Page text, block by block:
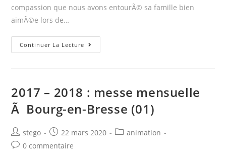
compassion que nous avons entourÃ© sa famille bien
aimÃ©e lors de…
Continuer La Lecture
30
Ã -
Dieu
notre
2017 – 2018 : messe mensuelle
Ã Bourg-en-Bresse (01)
Post
author:
stego
Post
published:
22 mars 2020
Postanimation
Post0 commentaire